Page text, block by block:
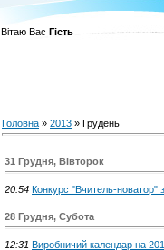
Вітаю Вас Гість
Головна » 2013 » Грудень
31 Грудня, Вівторок
20:54 Конкурс "Вчитель-новатор"
28 Грудня, Субота
12:31 Виробничий календар на